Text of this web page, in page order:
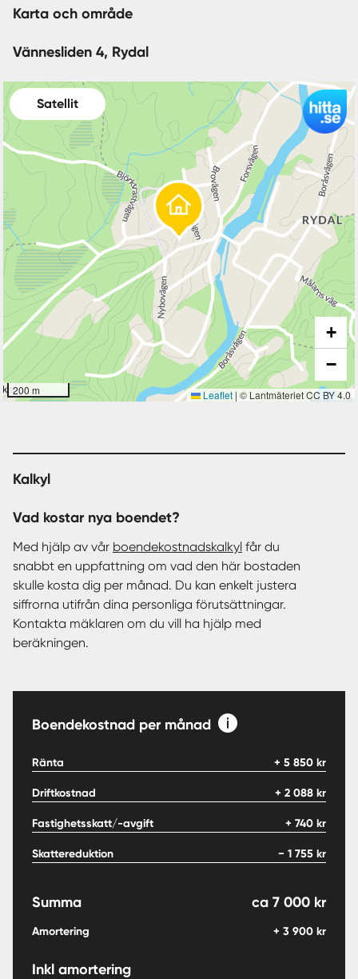
Karta och område
Vännesliden 4, Rydal
Satellit
200 m
+
−
Leaflet | © Lantmäteriet CC BY 4.0
Kalkyl
Vad kostar nya boendet?
Med hjälp av vår boendekostnadskalkyl får du
snabbt en uppfattning om vad den här bostaden
skulle kosta dig per månad. Du kan enkelt justera
siffrorna utifrån dina personliga förutsättningar.
Kontakta mäklaren om du vill ha hjälp med
beräkningen.
Boendekostnad per månad
Ränta + 5 850 kr
Driftkostnad + 2 088 kr
Fastighetsskatt/-avgift + 740 kr
Skattereduktion − 1 755 kr
Summa ca 7 000 kr
Amortering + 3 900 kr
Inkl amortering